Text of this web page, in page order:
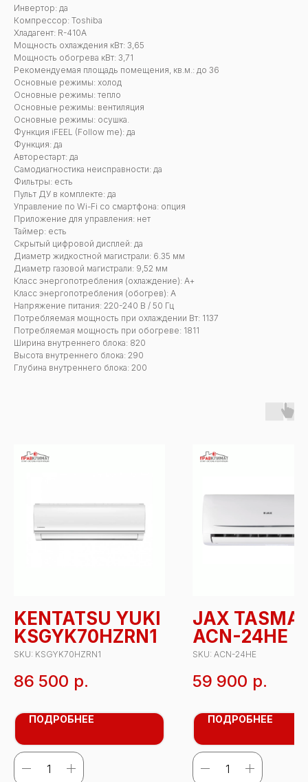
Инвертор: да
Компрессор: Toshiba
Хладагент: R-410A
Мощность охлаждения кВт: 3,65
Мощность обогрева кВт: 3,71
Рекомендуемая площадь помещения, кв.м.: до 36
Основные режимы: холод
Основные режимы: тепло
Основные режимы: вентиляция
Основные режимы: осушка.
Функция iFEEL (Follow me): да
Функция: да
Авторестарт: да
Самодиагностика неисправности: да
Фильтры: есть
Пульт ДУ в комплекте: да
Управление по Wi-Fi со смартфона: опция
Приложение для управления: нет
Таймер: есть
Скрытый цифровой дисплей: да
Диаметр жидкостной магистрали: 6.35 мм
Диаметр газовой магистрали: 9,52 мм
Класс энергопотребления (охлаждение): А+
Класс энергопотребления (обогрев): А
Напряжение питания: 220-240 В / 50 Гц
Потребляемая мощность при охлаждении Вт: 1137
Потребляемая мощность при обогреве: 1811
Ширина внутреннего блока: 820
Высота внутреннего блока: 290
Глубина внутреннего блока: 200
KENTATSU YUKI
KSGYK70HZRN1
SKU: KSGYK70HZRN1
86 500 р.
ПОДРОБНЕЕ
JAX
ACN-24HE
SKU: ACN-24HE
59 900 р.
ПОДРОБНЕЕ